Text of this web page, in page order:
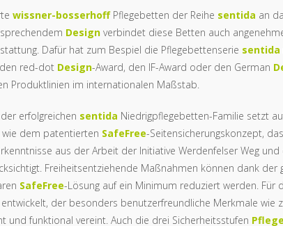
wissner-bosserhoffPflegebetten der Reihe sentida an
Design verbindet diese Betten auch
Dafür hat zum Bespiel die Pflegebettenserie sentida
red-dot Design-Award, den IF-Award oder den German
Produktlinien im internationalen Maßstab.
erfolgreichen sentida Niedrigpflegebetten-Familie setzt
wie dem patentierten SafeFree-Seitensicherungskonzept,
aus der Arbeit der Initiative Werdenfelser Weg
Freiheitsentziehende Maßnahmen können dank der
SafeFree-Lösung auf ein Minimum reduziert werden. Für
der besonders benutzerfreundliche Merkmale wie
und funktional vereint. Auch die drei Sicherheitsstufen Pflege